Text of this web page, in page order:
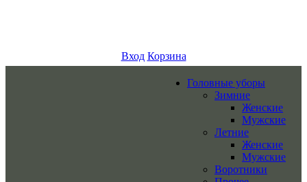
Вход Корзина
Головные уборы
Зимние
Женские
Мужские
Летние
Женские
Мужские
Воротники